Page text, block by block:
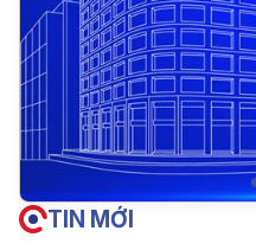
TIN MỚI